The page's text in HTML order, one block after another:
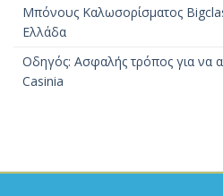
Μπόνους Καλωσορίσματος
Ελλάδα
Οδηγός: Ασφαλής τρόπος για να
Casinia